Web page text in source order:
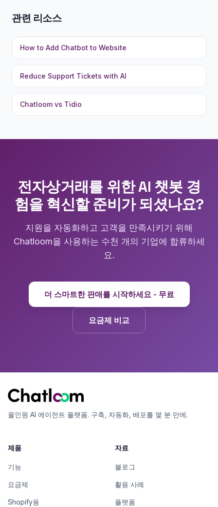
관련 리소스
How to Add Chatbot to Website
Reduce Support Tickets with AI
Chatloom vs Tidio
전자상거래를 위한 AI 챗봇 경
험을 혁신할 준비가 되셨나요?
지원을 자동화하고 고객을 만족시키기 위해
Chatloom을 사용하는 수천 개의 기업에 합류하세
요.
더 스마트한 판매를 시작하세요 - 무료
요금제 비교
올인원 AI 에이전트 플랫폼. 구축, 자동화, 배포를 몇 분 만에.
제품
기능
요금제
Shopify용
자료
블로그
활용 사례
플랫폼